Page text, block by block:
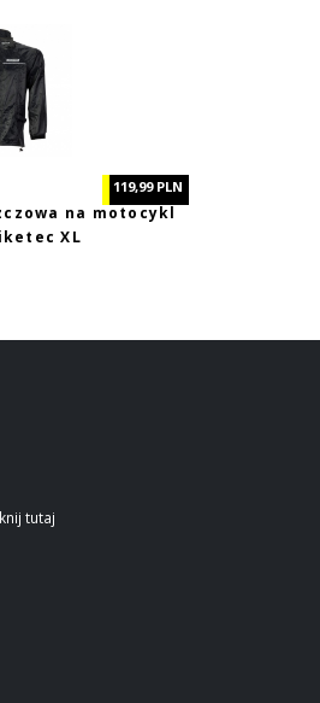
119,99 PLN
na motocykl
XL
tutaj